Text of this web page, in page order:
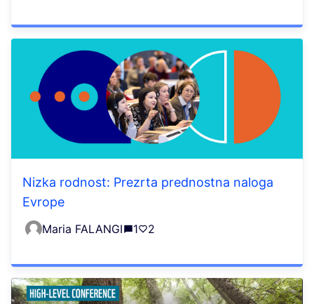
Nizka rodnost: Prezrta prednostna naloga
Evrope
Maria FALANGI 1 2